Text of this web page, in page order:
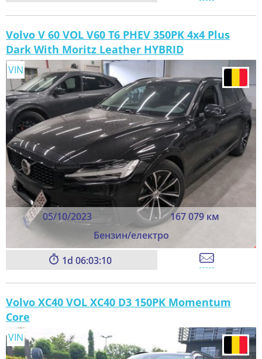
Volvo V 60 VOL V60 T6 PHEV 350PK 4x4 Plus
Dark With Moritz Leather HYBRID
05/10/2023
167 079 км
Бензин/електро
VIN
1 06:03:08
Volvo XC40 VOL XC40 D3 150PK Momentum
Core
VIN